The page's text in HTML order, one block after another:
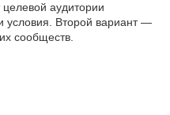
целевой аудитории
условия. Второй вариант —
сообществ.